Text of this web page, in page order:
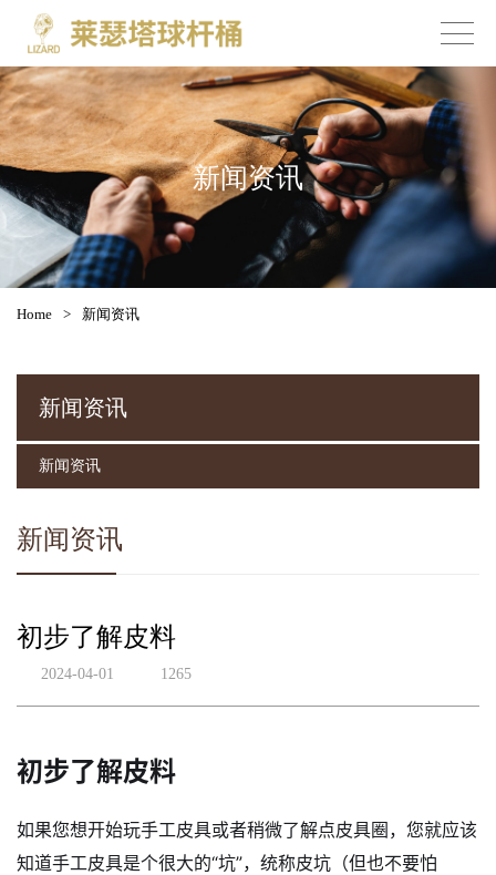
新闻资讯
Home > 新闻资讯
新闻资讯
新闻资讯
新闻资讯
初步了解皮料
2024-04-01 1265
初步了解皮料
如果您想开始玩手工皮具或者稍微了解点皮具圈，您就应该
知道手工皮具是个很大的“坑”，统称皮坑（但也不要怕